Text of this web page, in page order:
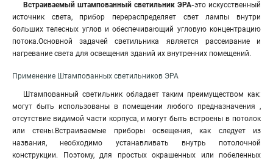
Встраиваемый штампованный светильник ЭРА-это искусственный
источник света, прибор перераспределяет свет лампы внутри
больших телесных углов и обеспечивающий угловую концентрацию
потока.Основной задачей светильника является рассеивание и
нагревание света для освещения зданий их внутренних помещений.
Применение Штампованных светильников ЭРА
Штампованный светильник обладает таким преимуществом как:
могут быть использованы в помещении любого предназначения ,
отсутствие видимой части корпуса, и могут быть встроены в потолок
или стены.Встраиваемые приборы освещения, как следует из
названия, необходимо устанавливать внутрь потолочной
конструкции. Поэтому, для простых окрашенных или побеленных